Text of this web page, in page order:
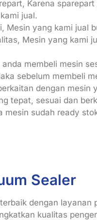
Karena
jual.
Mesin yang kami jual
Mesin yang kami
membeli mesin
sebelum membeli
dengan mesin
tepat, sesuai dan
mesin sudah ready
Sealer
dengan
kualitas